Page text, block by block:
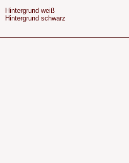
Hintergrund weiß
Hintergrund schwarz